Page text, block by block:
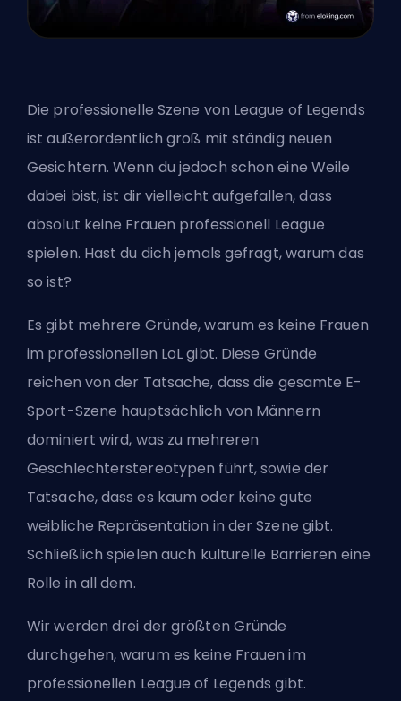
Die professionelle Szene von League of Legends
ist außerordentlich groß mit ständig neuen
Gesichtern. Wenn du jedoch schon eine Weile
dabei bist, ist dir vielleicht aufgefallen, dass
absolut keine Frauen professionell League
spielen. Hast du dich jemals gefragt, warum das
so ist?
Es gibt mehrere Gründe, warum es keine Frauen
im professionellen LoL gibt. Diese Gründe
reichen von der Tatsache, dass die gesamte E-
Sport-Szene hauptsächlich von Männern
dominiert wird, was zu mehreren
Geschlechterstereotypen führt, sowie der
Tatsache, dass es kaum oder keine gute
weibliche Repräsentation in der Szene gibt.
Schließlich spielen auch kulturelle Barrieren eine
Rolle in all dem.
Wir werden drei der größten Gründe
durchgehen, warum es keine Frauen im
professionellen League of Legends gibt.